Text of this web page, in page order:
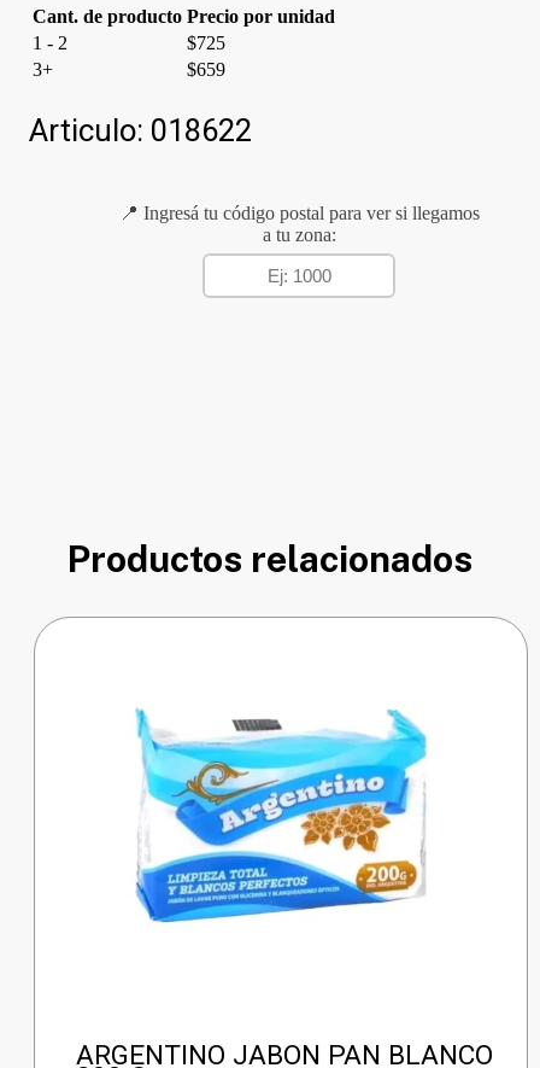
Cant. de producto Precio por unidad
1 - 2
$725
3+
$659
Articulo: 018622
📍 Ingresá tu código postal para ver si llegamos
a tu zona:
Productos relacionados
ARGENTINO JABON PAN BLANCO